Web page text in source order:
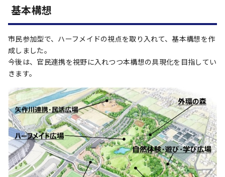
基本構想
市民参加型で、ハーフメイドの視点を取り入れて、基本構想を作
成しました。
今後は、官民連携を視野に入れつつ本構想の具現化を目指してい
きます。